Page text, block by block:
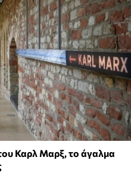
Καρλ Μαρξ, το άγαλμα